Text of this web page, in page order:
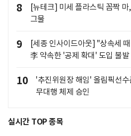
8
[뉴테크] 미세 플라스틱 꼼짝
그물
9
[세종 인사이드아웃] "상속세
李 약속한 '공제 확대' 도입 불발
10
'추진위원장 해임' 올림픽선
무대행 체제 승인
실시간 TOP 종목